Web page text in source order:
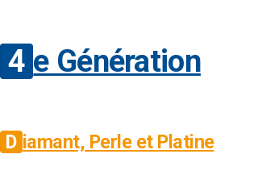
4e Génération
Diamant, Perle et Platine